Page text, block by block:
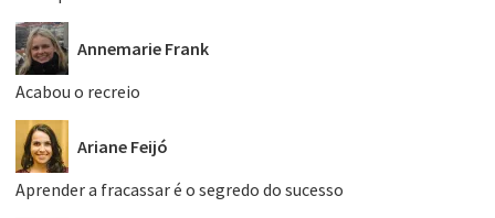
Annemarie Frank
Acabou o recreio
Ariane Feijó
Aprender a fracassar é o segredo do sucesso